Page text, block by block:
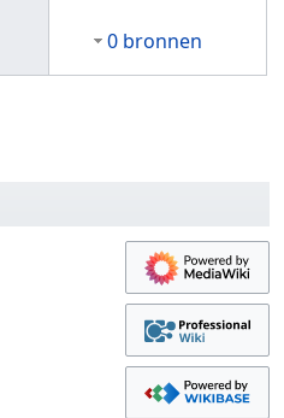
0 bronnen